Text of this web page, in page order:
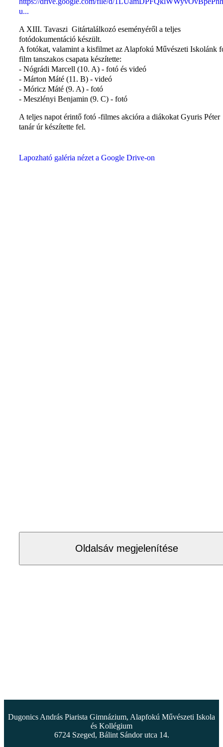
u...
A XIII. Tavaszi Gitártalálkozó eseményéről a teljes
fotódokumentáció készült.
A fotókat, valamint a kisfilmet az Alapfokú Művészeti Iskolánk
film tanszakos csapata készítette:
- Nógrádi Marcell (10. A) - fotó és videó
- Márton Máté (11. B) - videó
- Móricz Máté (9. A) - fotó
- Meszlényi Benjamin (9. C) - fotó
A teljes napot érintő fotó -filmes akcióra a diákokat Gyuris Péter
tanár úr készítette fel.
Lapozható galéria nézet a Google Drive-on
Oldalsáv megjelenítése
Dugonics András Piarista Gimnázium, Alapfokú Művészeti Iskola
és Kollégium
6724 Szeged, Bálint Sándor utca 14.